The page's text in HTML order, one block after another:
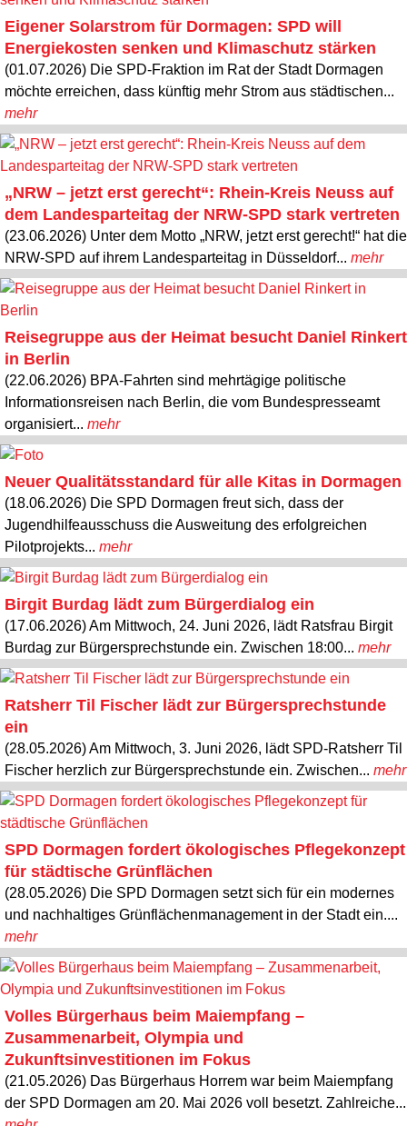
Eigener Solarstrom für Dormagen: SPD will
Energiekosten senken und Klimaschutz stärken
(01.07.2026) Die SPD-Fraktion im Rat der Stadt Dormagen
möchte erreichen, dass künftig mehr Strom aus städtischen...
mehr
„NRW – jetzt erst gerecht“: Rhein-Kreis Neuss auf
dem Landesparteitag der NRW-SPD stark vertreten
(23.06.2026) Unter dem Motto „NRW, jetzt erst gerecht!“ hat die
NRW-SPD auf ihrem Landesparteitag in Düsseldorf... mehr
Reisegruppe aus der Heimat besucht Daniel Rinkert
in Berlin
(22.06.2026) BPA-Fahrten sind mehrtägige politische
Informationsreisen nach Berlin, die vom Bundespresseamt
organisiert... mehr
Neuer Qualitätsstandard für alle Kitas in Dormagen
(18.06.2026) Die SPD Dormagen freut sich, dass der
Jugendhilfeausschuss die Ausweitung des erfolgreichen
Pilotprojekts... mehr
Birgit Burdag lädt zum Bürgerdialog ein
(17.06.2026) Am Mittwoch, 24. Juni 2026, lädt Ratsfrau Birgit
Burdag zur Bürgersprechstunde ein. Zwischen 18:00... mehr
Ratsherr Til Fischer lädt zur Bürgersprechstunde
ein
(28.05.2026) Am Mittwoch, 3. Juni 2026, lädt SPD-Ratsherr Til
Fischer herzlich zur Bürgersprechstunde ein. Zwischen... mehr
SPD Dormagen fordert ökologisches Pflegekonzept
für städtische Grünflächen
(28.05.2026) Die SPD Dormagen setzt sich für ein modernes
und nachhaltiges Grünflächenmanagement in der Stadt ein....
mehr
Volles Bürgerhaus beim Maiempfang –
Zusammenarbeit, Olympia und
Zukunftsinvestitionen im Fokus
(21.05.2026) Das Bürgerhaus Horrem war beim Maiempfang
der SPD Dormagen am 20. Mai 2026 voll besetzt. Zahlreiche...